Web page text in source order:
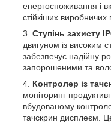
енергоспоживання і
стійкіших виробничих
Ступінь захисту
двигуном із високим
забезпечує надійну
запорошеними та
Контролер із
моніторинг
вбудованому
тачскрин дисплеєм.